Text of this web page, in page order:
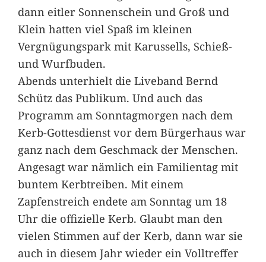
dann eitler Sonnenschein und Groß und
Klein hatten viel Spaß im kleinen
Vergnügungspark mit Karussells, Schieß-
und Wurfbuden.
Abends unterhielt die Liveband Bernd
Schütz das Publikum. Und auch das
Programm am Sonntagmorgen nach dem
Kerb-Gottesdienst vor dem Bürgerhaus war
ganz nach dem Geschmack der Menschen.
Angesagt war nämlich ein Familientag mit
buntem Kerbtreiben. Mit einem
Zapfenstreich endete am Sonntag um 18
Uhr die offizielle Kerb. Glaubt man den
vielen Stimmen auf der Kerb, dann war sie
auch in diesem Jahr wieder ein Volltreffer